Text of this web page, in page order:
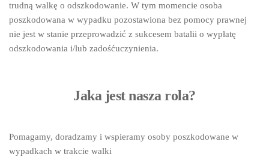
trudną walkę o odszkodowanie. W tym momencie osoba
poszkodowana w wypadku pozostawiona bez pomocy prawnej
nie jest w stanie przeprowadzić z sukcesem batalii o wypłatę
odszkodowania i/lub zadośćuczynienia.
Jaka jest nasza rola?
Pomagamy, doradzamy i wspieramy osoby poszkodowane w
wypadkach w trakcie walki